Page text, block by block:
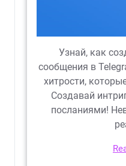
Узнай, как
сообщения в
хитрости,
Создавай
посланиями!